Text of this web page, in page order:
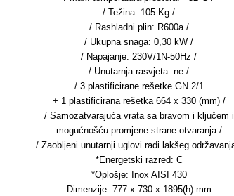
/ Težina: 105 Kg /
/ Rashladni plin: R600a /
/ Ukupna snaga: 0,30 kW /
/ Napajanje: 230V/1N-50Hz /
/ Unutarnja rasvjeta: ne /
/ 3 plastificirane rešetke GN 2/1
+ 1 plastificirana rešetka 664 x 330 (mm) /
/ Samozatvarajuća vrata sa bravom i ključem i
mogućnošću promjene strane otvaranja /
/ Zaobljeni unutarnji uglovi radi lakšeg
*Energetski razred: C
*Oplošje: Inox AISI 430
Dimenzije: 777 x 730 x 1895(h) mm